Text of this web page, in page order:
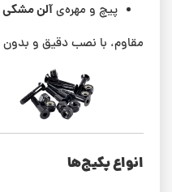
پیچ و مهره‌یآلن مشکی
مقاوم، با نصب دقیق و
انواع پکیج‌ها